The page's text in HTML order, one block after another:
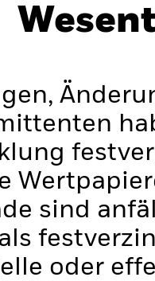
sind
oder